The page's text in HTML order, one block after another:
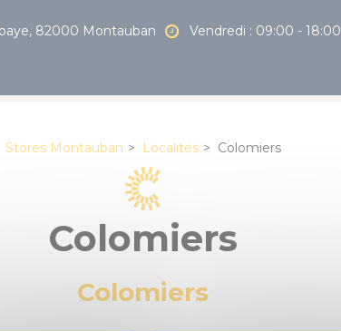
82000 Montauban Vendredi : 09:00 - 18:00
Stores Montauban Localités Colomiers
Colomiers
Colomiers